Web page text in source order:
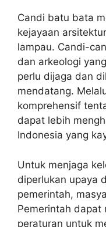
Candi batu bata
kejayaan
lampau. Candi-
dan arkeologi
perlu dijaga dan
mendatang.
komprehensif
dapat lebih
Indonesia yang
Untuk menjaga
diperlukan upaya
pemerintah,
Pemerintah dapat
peraturan untuk